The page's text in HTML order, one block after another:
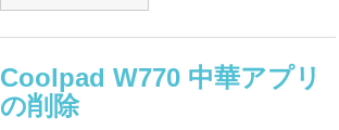
Coolpad W770 中華アプリ
の削除